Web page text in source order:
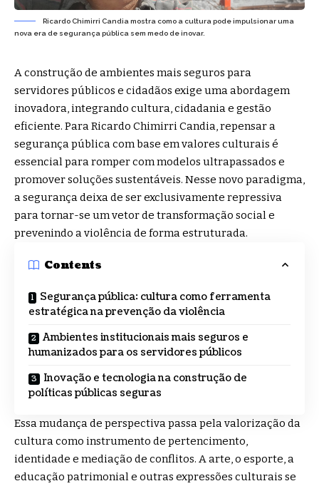
Ricardo Chimirri Candia mostra como a cultura pode impulsionar uma
nova era de segurança pública sem medo de inovar.
A construção de ambientes mais seguros para
servidores públicos e cidadãos exige uma abordagem
inovadora, integrando cultura, cidadania e gestão
eficiente. Para Ricardo Chimirri Candia, repensar a
segurança pública com base em valores culturais é
essencial para romper com modelos ultrapassados e
promover soluções sustentáveis. Nesse novo paradigma,
a segurança deixa de ser exclusivamente repressiva
para tornar-se um vetor de transformação social e
prevenindo a violência de forma estruturada.
Contents
Segurança pública: cultura como ferramenta
estratégica na prevenção da violência
Ambientes institucionais mais seguros e
humanizados para os servidores públicos
Inovação e tecnologia na construção de
políticas públicas seguras
Essa mudança de perspectiva passa pela valorização da
cultura como instrumento de pertencimento,
identidade e mediação de conflitos. A arte, o esporte, a
educação patrimonial e outras expressões culturais se